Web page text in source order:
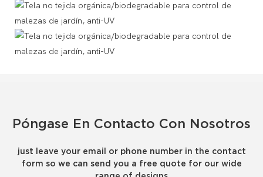
Póngase En Contacto Con Nosotros
just leave your email or phone number in the contact
form so we can send you a free quote for our wide